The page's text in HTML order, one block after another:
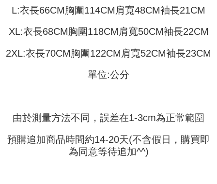
mudah alih anda, memilih bilangan ansuran, dan menetapkan tarikh
akhir pembayaran. Transaksi akan dianggap selesai setelah pembayaran
yang dikenakan adalah tertakluk kepada maklumat yang dinyatakan
pada halaman pengesahan transaksi seterusnya.
Jika transaksi tidak disahkan dalam masa 30 minit selepas pesanan
Pembayaran ansuran melalui OP Pay Later akan dibilkan secara
berasingan dan tidak termasuk dalam bil telekom anda. SMS peringatan
dihantar ke alamat yang ditetapkan.
manakala ahli aplikasi akan menerima pemberitahuan tolak aplikasi
AFTEE.
pembayaran di empat kedai serbaneka utama, ATM atau perbankan
sehingga 45 hari.
ditambah dengan bilangan hari yang boleh dilanjutkan oleh AFTEE. Anda
boleh melanjutkan tempoh pembayaran anda sebelum anda menerima
pesanan. Walau bagaimanapun, tiada jaminan bahawa anda boleh
全家取貨付款
NT$45/pesanan
付款 後7-11取貨
NT$499 atau lebih
L:衣長66CM胸圍114CM肩寬48CM袖長21CM
XL:衣長68CM胸圍118CM肩寬50CM袖長22CM
2XL:衣長70CM胸圍122CM肩寬52CM袖長23CM
單位:公分
由於測量方法不同，誤差在1-3cm為正常範圍
預購追加商品時間約14-20天(不含假日，購買即
為同意等待追加^^)